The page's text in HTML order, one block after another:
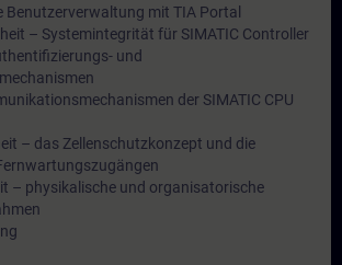
Benutzerverwaltung mit TIA Portal
– Systemintegrität für SIMATIC Controller
und
der SIMATIC CPU
– das Zellenschutzkonzept und die
– physikalische und organisatorische